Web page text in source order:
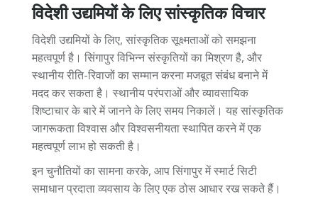
विदेशी उद्यमियों के लिए सांस्कृतिक विचार
विदेशी उद्यमियों के लिए, सांस्कृतिक सूक्ष्मताओं को समझना
महत्वपूर्ण है। सिंगापुर विभिन्न संस्कृतियों का मिश्रण है, और
स्थानीय रीति-रिवाजों का सम्मान करना मजबूत संबंध बनाने में
मदद कर सकता है। स्थानीय परंपराओं और व्यावसायिक
शिष्टाचार के बारे में जानने के लिए समय निकालें। यह सांस्कृतिक
जागरूकता विश्वास और विश्वसनीयता स्थापित करने में एक
महत्वपूर्ण लाभ हो सकती है।
इन चुनौतियों का सामना करके, आप सिंगापुर में स्मार्ट सिटी
समाधान प्रदाता व्यवसाय के लिए एक ठोस आधार रख सकते हैं।